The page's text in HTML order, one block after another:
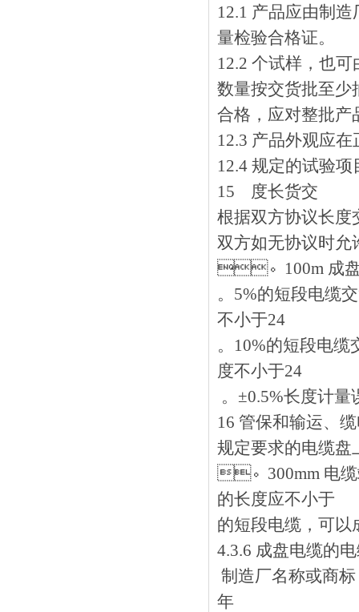
12.1 产品应由制造
量检验合格证。
12.2 个试样，
数量按交货批至少
合格，应对整批
12.3 产品外观应在
12.4 规定的试验项
15 度长货交
根据双方协议长度
双方如无协议时允
。100m 成盘
。5%的短段电
不小于24
。10%的短段电
度不小于24
。±0.5%长度
16 管保和输运、
规定要求的电缆盘
。300mm 电缆端
的长度应不小于
的短段电缆，可以
4.3.6 成盘电缆的电
制造厂名称或商标；
年